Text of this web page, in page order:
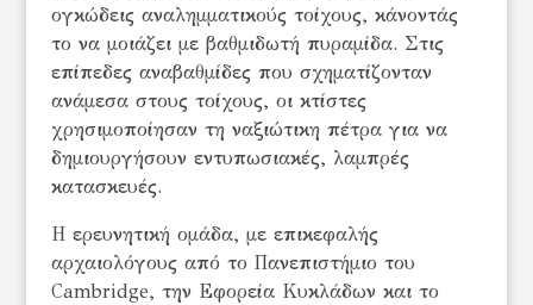
ογκώδεις αναλημματικούς τοίχους, κάνοντάς
το να μοιάζει με βαθμιδωτή πυραμίδα. Στις
επίπεδες αναβαθμίδες που σχηματίζονταν
ανάμεσα στους τοίχους, οι κτίστες
χρησιμοποίησαν τη ναξιώτικη πέτρα για να
δημιουργήσουν εντυπωσιακές, λαμπρές
κατασκευές.
Η ερευνητική ομάδα, με επικεφαλής
αρχαιολόγους από το Πανεπιστήμιο του
Cambridge, την Εφορεία Κυκλάδων και το